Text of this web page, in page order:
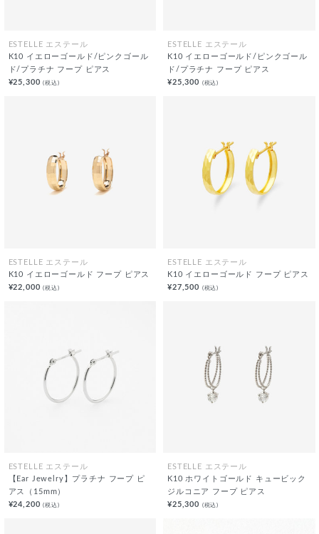
ESTELLE エステール
K10 イエローゴールド/ピンクゴール
ド/プラチナ フープ ピアス
¥25,300(税込)
ESTELLE エステール
K10 イエローゴールド/ピンクゴール
ド/プラチナ フープ ピアス
¥25,300 (税込)
ESTELLE エステール
K10 イエローゴールド フープ ピアス
¥22,000(税込)
ESTELLE エステール
K10 イエローゴールド フープ ピアス
¥27,500 (税込)
ESTELLE エステール
【Ear Jewelry】プラチナ フープ ピ
アス（15mm）
¥24,200(税込)
ESTELLE エステール
K10 ホワイトゴールド キュービック
ジルコニア フープ ピアス
¥25,300 (税込)